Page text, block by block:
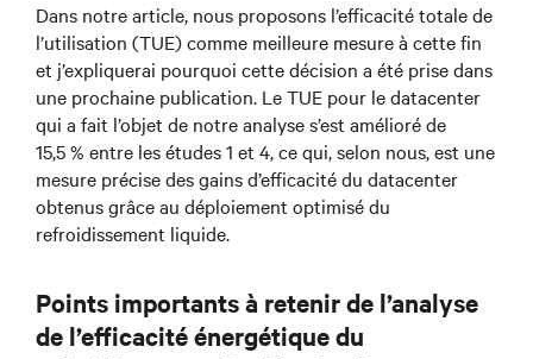
Dans notre article, nous proposons l’efficacité totale de
l’utilisation (TUE) comme meilleure mesure à cette fin
et j’expliquerai pourquoi cette décision a été prise dans
une prochaine publication. Le TUE pour le datacenter
qui a fait l’objet de notre analyse s’est amélioré de
15,5 % entre les études 1 et 4, ce qui, selon nous, est une
mesure précise des gains d’efficacité du datacenter
obtenus grâce au déploiement optimisé du
refroidissement liquide.
Points importants à retenir de l’analyse
de l’efficacité énergétique du